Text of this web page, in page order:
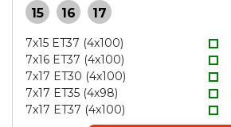
15 16 17
7x15 ET37 (4x100)
7x16 ET37 (4x100)
7x17 ET30 (4x100)
7x17 ET35 (4x98)
7x17 ET37 (4x100)